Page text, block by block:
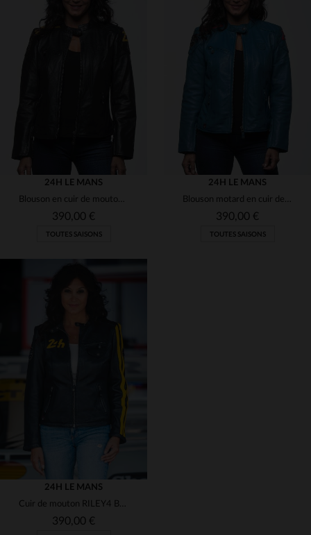
TAILLES DISPONIBLES TAILLES DISPONIBLES
TAILLES DISPONIBLES
24H LE MANS
Blouson en cuir de mouton noir, coupe droite, style bomber motard.
390,00 €
TOUTES SAISONS
24H LE MANS
Blouson motard en cuir de mouton bleu océan, léger et souple.
390,00 €
TOUTES SAISONS
24H LE MANS
Cuir de mouton RILEY4 BLACK, hommage aux 24 Heures du Mans 1959.
390,00 €